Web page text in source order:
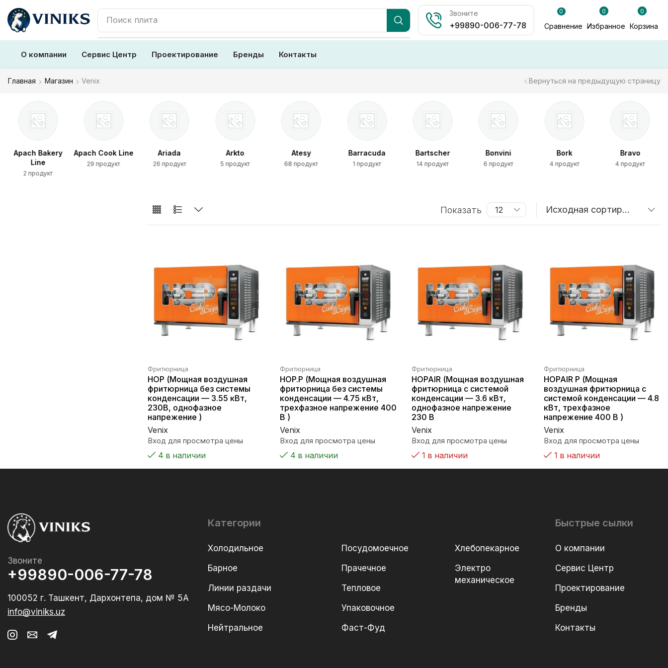
Поиск плита
Звоните
+99890-006-77-78
0
Сравнение
0
Избранное
0
Корзина
О компании Сервис Центр Проектирование Бренды Контакты
Главная Магазин Venix Вернуться на предыдущую страницу
Apach Bakery
Line
2 продукт
Apach Cook Line
29 продукт
Ariada
26 продукт
Arkto
5 продукт
Atesy
68 продукт
Barracuda
1 продукт
Bartscher
14 продукт
Bonvini
6 продукт
Bork
4 продукт
Bravo
4 продукт
Показать
Фритюрница
HOP (Мощная воздушная
фритюрница без системы
конденсации — 3.55 кВт,
230В, однофазное
напрежение )
Venix
Вход для просмотра цены
4 в наличии
Фритюрница
HOP.P (Мощная воздушная
фритюрница без системы
конденсации — 4.75 кВт,
трехфазное напрежение 400
В )
Venix
Вход для просмотра цены
4 в наличии
Фритюрница
HOPAIR (Мощная воздушная
фритюрница с системой
конденсации — 3.6 кВт,
однофазное напрежение
230 В
Venix
Вход для просмотра цены
1 в наличии
Фритюрница
HOPAIR Р (Мощная
воздушная фритюрница с
системой конденсации — 4.8
кВт, трехфазное
напрежение 400 В )
Venix
Вход для просмотра цены
1 в наличии
Звоните
+99890-006-77-78
100052 г. Ташкент, Дархонтепа, дом № 5А
info@viniks.uz
Категории
Холодильное
Барное
Линии раздачи
Мясо-Молоко
Нейтральное
Посудомоечное
Прачечное
Тепловое
Упаковочное
Фаст-Фуд
Хлебопекарное
Электро
механическое
Быстрые сылки
О компании
Сервис Центр
Проектирование
Бренды
Контакты